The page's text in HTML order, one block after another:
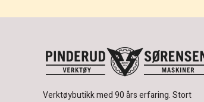
Verktøybutikk med 90 års erfaring.Stort